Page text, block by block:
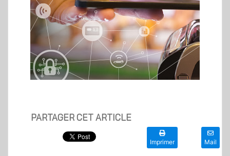
PARTAGER CET ARTICLE
Imprimer Mail